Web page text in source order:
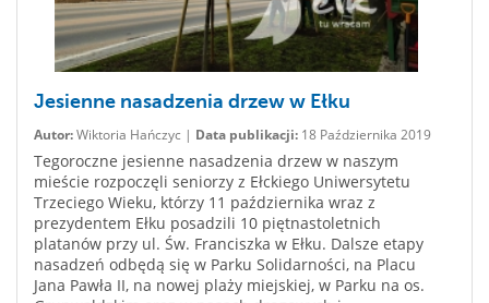
Jesienne nasadzenia drzew w Ełku
Autor:Wiktoria Hańczyc | Data publikacji: 18 Października 2019
Tegoroczne jesienne nasadzenia drzew w naszym
mieście rozpoczęli seniorzy z Ełckiego Uniwersytetu
Trzeciego Wieku, którzy 11 października wraz z
prezydentem Ełku posadzili 10 piętnastoletnich
platanów przy ul. Św. Franciszka w Ełku. Dalsze etapy
nasadzeń odbędą się w Parku Solidarności, na Placu
Jana Pawła II, na nowej plaży miejskiej, w Parku na os.